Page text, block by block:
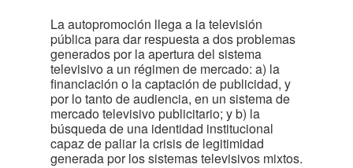
La autopromoción llega a la televisión
pública para dar respuesta a dos problemas
generados por la apertura del sistema
televisivo a un régimen de mercado: a) la
financiación o la captación de publicidad, y
por lo tanto de audiencia, en un sistema de
mercado televisivo publicitario; y b) la
búsqueda de una identidad institucional
capaz de paliar la crisis de legitimidad
generada por los sistemas televisivos mixtos.